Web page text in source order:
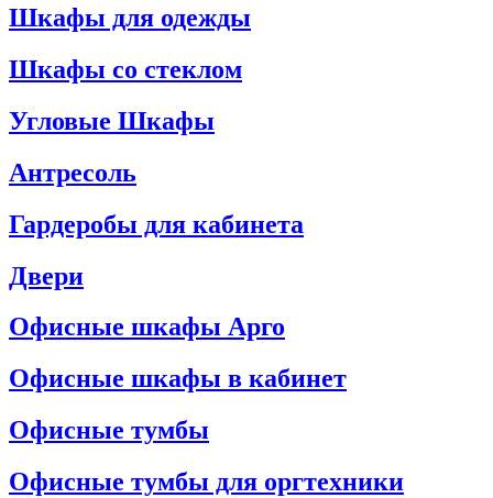
Шкафы для одежды
Шкафы со стеклом
Угловые Шкафы
Антресоль
Гардеробы для кабинета
Двери
Офисные шкафы Арго
Офисные шкафы в кабинет
Офисные тумбы
Офисные тумбы для оргтехники